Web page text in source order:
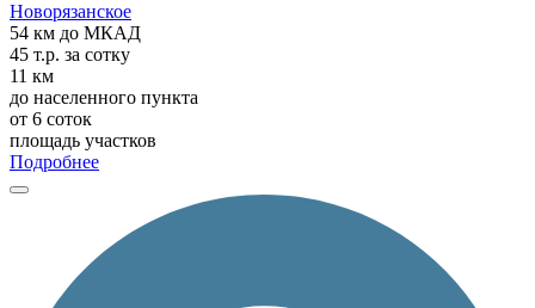
Новорязанское
54 км до МКАД
45 т.р. за сотку
11 км
до населенного пункта
от 6 соток
площадь участков
Подробнее